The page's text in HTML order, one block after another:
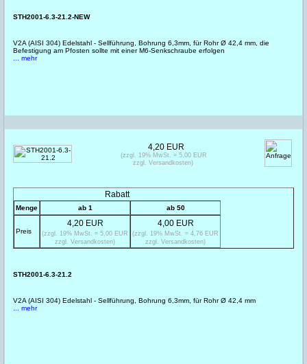
STH2001-6.3-21.2-NEW
V2A (AISI 304) Edelstahl - Sellführung, Bohrung 6,3mm, für Rohr Ø 42,4 mm, die
Befestigung am Pfosten sollte mit einer M6-Senkschraube erfolgen
... mehr
STH2001-6.3-21.2
V2A (AISI 304) Edelstahl - Sellführung, Bohrung 6,3mm, für Rohr Ø 42,4 mm
... mehr
Rabatt
Menge ab 1 ab 50
Preis
4,20 EUR
(zzgl. 19% MwSt. = 5,00 EUR
zzgl. Versandkosten)
4,00 EUR
(zzgl. 19% MwSt. = 4,76 EUR
zzgl. Versandkosten)
4,20 EUR
(zzgl. 19% MwSt. = 5,00 EUR
zzgl. Versandkosten)